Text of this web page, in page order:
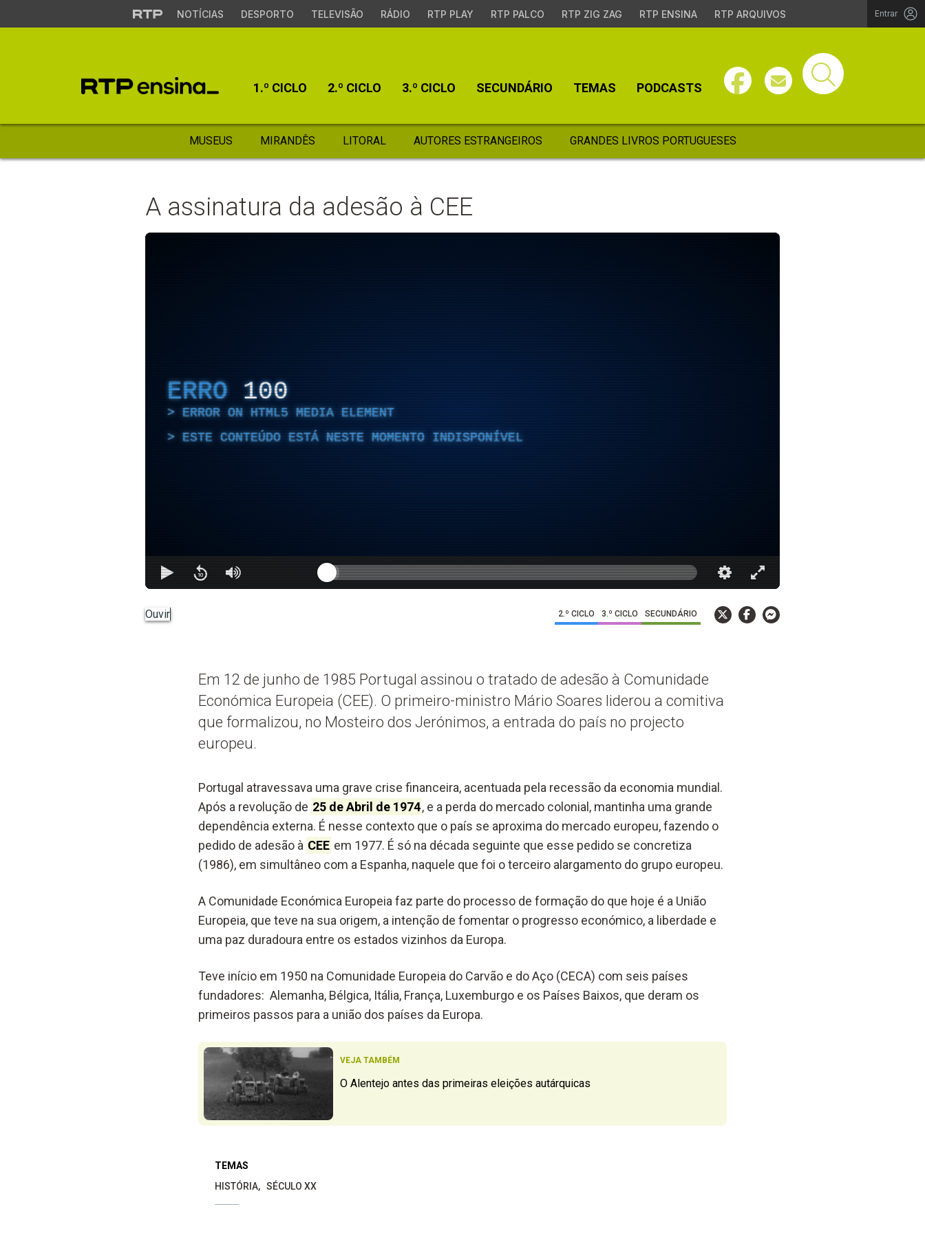
NOTÍCIAS DESPORTO TELEVISÃO RÁDIO RTP PLAY RTP PALCO RTP ZIG ZAG RTP ENSINA RTP ARQUIVOS Entrar
1.º CICLO 2.º CICLO 3.º CICLO SECUNDÁRIO TEMAS PODCASTS
MUSEUS MIRANDÊS LITORAL AUTORES ESTRANGEIROS GRANDES LIVROS PORTUGUESES
A assinatura da adesão à CEE
ERRO 100
ERROR ON HTML5 MEDIA ELEMENT
ESTE CONTEÚDO ESTÁ NESTE MOMENTO INDISPONÍVEL
Ouvir 2.º CICLO 3.º CICLO SECUNDÁRIO
Em 12 de junho de 1985 Portugal assinou o tratado de adesão à Comunidade
Económica Europeia (CEE). O primeiro-ministro Mário Soares liderou a comitiva
que formalizou, no Mosteiro dos Jerónimos, a entrada do país no projecto
europeu.
Portugal atravessava uma grave crise financeira, acentuada pela recessão da economia mundial.
Após a revolução de 25 de Abril de 1974, e a perda do mercado colonial, mantinha uma grande
dependência externa. É nesse contexto que o país se aproxima do mercado europeu, fazendo o
pedido de adesão à CEE em 1977. É só na década seguinte que esse pedido se concretiza
(1986), em simultâneo com a Espanha, naquele que foi o terceiro alargamento do grupo europeu.
A Comunidade Económica Europeia faz parte do processo de formação do que hoje é a União
Europeia, que teve na sua origem, a intenção de fomentar o progresso económico, a liberdade e
uma paz duradoura entre os estados vizinhos da Europa.
Teve início em 1950 na Comunidade Europeia do Carvão e do Aço (CECA) com seis países
fundadores: Alemanha, Bélgica, Itália, França, Luxemburgo e os Países Baixos, que deram os
primeiros passos para a união dos países da Europa.
VEJA TAMBÉM
O Alentejo antes das primeiras eleições autárquicas
TEMAS
HISTÓRIA
SÉCULO XX